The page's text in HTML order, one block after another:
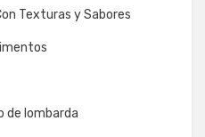
Texturas y Sabores
de lombarda